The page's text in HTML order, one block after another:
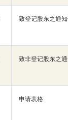
致登记股东之通
致非登记股东之
申请表格